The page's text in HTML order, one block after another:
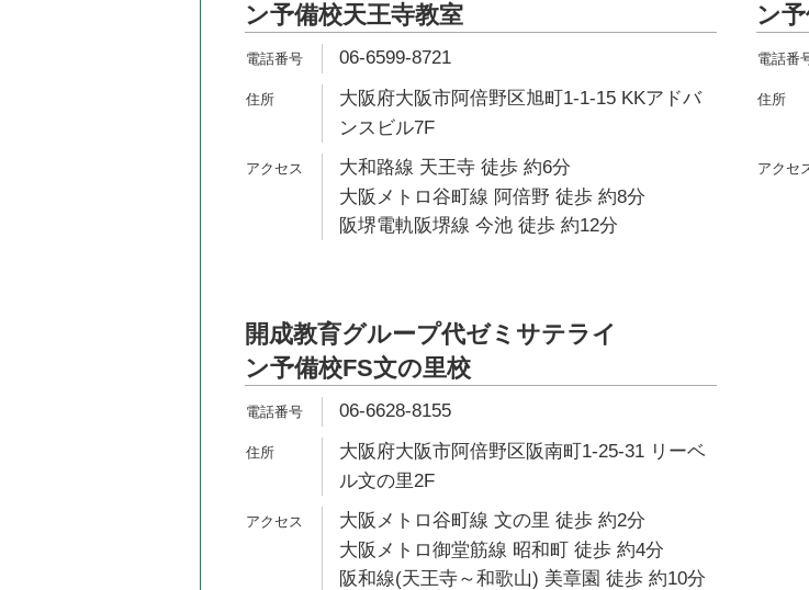
ン予備校天王寺教室
06-6599-8721
大阪府大阪市阿倍野区旭町1-1-15 KKアドバ
ンスビル7F
大和路線 天王寺 徒歩 約6分
大阪メトロ谷町線 阿倍野 徒歩 約8分
阪堺電軌阪堺線 今池 徒歩 約12分
ン
開成教育グループ代ゼミサテライ
ン予備校FS文の里校
06-6628-8155
大阪府大阪市阿倍野区阪南町1-25-31 リーベ
ル文の里2F
大阪メトロ谷町線 文の里 徒歩 約2分
大阪メトロ御堂筋線 昭和町 徒歩 約4分
阪和線(天王寺～和歌山) 美章園 徒歩 約10分